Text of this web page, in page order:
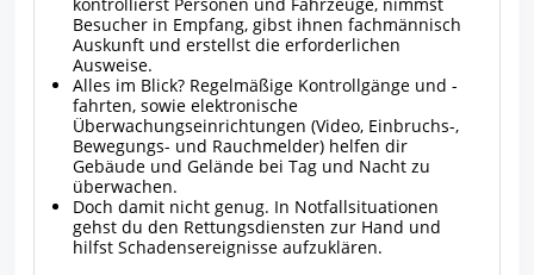
Besucher in Empfang, gibst ihnen fachmännisch
Auskunft und erstellst die erforderlichen
Ausweise.
Alles im Blick? Regelmäßige Kontrollgänge und -
fahrten, sowie elektronische
Überwachungseinrichtungen (Video, Einbruchs-,
Bewegungs- und Rauchmelder) helfen dir
Gebäude und Gelände bei Tag und Nacht zu
überwachen.
Doch damit nicht genug. In Notfallsituationen
gehst du den Rettungsdiensten zur Hand und
hilfst Schadensereignisse aufzuklären.